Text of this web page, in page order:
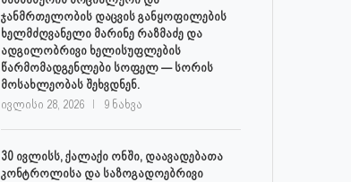
ჯანმრთელობის დაცვის განყოფილების
ხელმძღვანელი მარინე რაზმაძე და
ადგილობრივი ხელისუფლების
წარმომადგენლები სოფელ — სორის
მოსახლეობას შეხვდნენ.
ივლისი 28, 2026 9 ნახვა
30 ივლისს, ქალაქი ონში, დაავადებათა
კონტროლისა და საზოგადოებრივი